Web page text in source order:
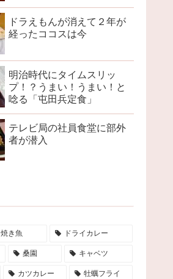
ドラえもんが消えて２年が
経ったココスは今
明治時代にタイムスリッ
プ！？うまい！うまい！と
唸る「屯田兵定食」
テレビ局の社員食堂に部外
者が潜入
焼き魚 ドライカレー
桑園 キャベツ
カツカレー 牡蠣フライ